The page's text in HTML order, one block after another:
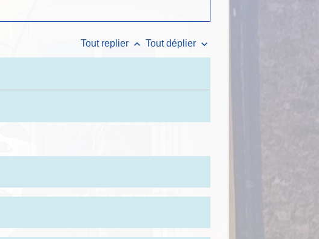
Tout replier keyboard_arrow_up Tout déplier keyboard_arrow_down